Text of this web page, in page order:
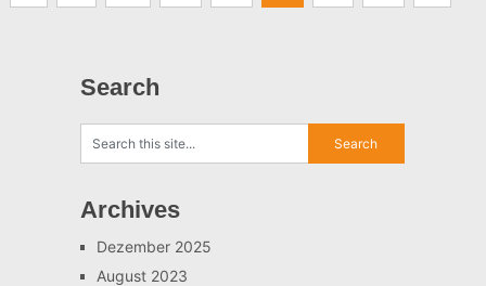
Search
Archives
Dezember 2025
August 2023